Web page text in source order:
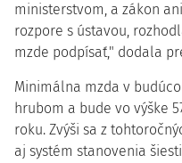
ministerstvom, a zákon
rozpore s ústavou,
mzde podpísať," dodala
Minimálna mzda v
hrubom a bude vo výške
roku. Zvýši sa z
aj systém stanovenia